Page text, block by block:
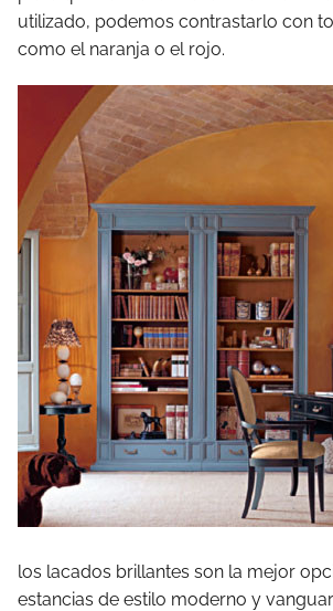
utilizado, podemos contrastarlo con
como el naranja o el rojo.
los lacados brillantes son la mejor
estancias de estilo moderno y